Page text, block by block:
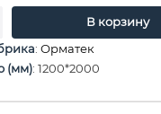
В корзину
: Орматек
(мм): 1200*2000